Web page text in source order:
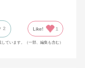
2 Like! 1
ています。（一部、編集も含む）